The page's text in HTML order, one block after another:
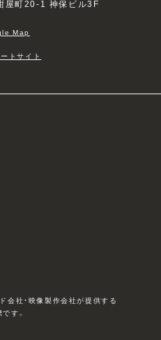
屋町20-1 神保ビル3F
Map
トサイト
会社・映像製作会社が提供する
す。